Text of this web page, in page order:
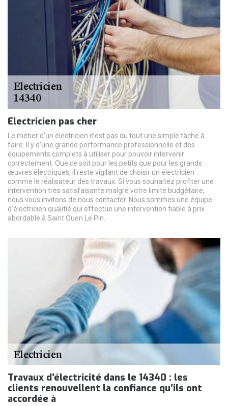
Electricien pas cher
Le métier d’un électricien n’est pas du tout une simple tâche à
faire. Il y d’une grande performance professionnelle et des
équipements complets à utiliser pour pouvoir intervenir
correctement. Que ce soit pour les petits que pour les grands
œuvres électriques, il reste vigilant de choisir un électricien
comme le réalisateur des travaux. Si vous souhaitez profiter une
intervention très satisfaisante malgré votre limite budgétaire,
nous vous invitons de nous contacter. Nous sommes une équipe
d’électricien qualifié qui effectue une intervention fiable à prix
abordable à Saint Ouen Le Pin.
Travaux d’électricité dans le 14340 : les
clients renouvellent la confiance qu’ils ont
accordée à